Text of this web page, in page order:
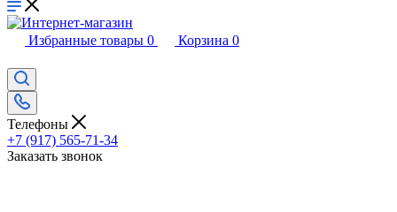
Избранные товары 0 Корзина 0
Телефоны
+7 (917) 565-71-34
Заказать звонок